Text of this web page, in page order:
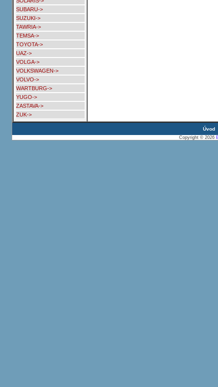
SUBARU->
SUZUKI->
TAWRIA->
TEMSA->
TOYOTA->
UAZ->
VOLGA->
VOLKSWAGEN->
VOLVO->
WARTBURG->
YUGO->
ZASTAVA->
ZUK->
Úvod
Copyright © 2026